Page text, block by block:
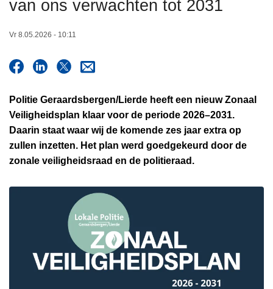
van ons verwachten tot 2031
Vr 8.05.2026 - 10:11
Politie Geraardsbergen/Lierde heeft een nieuw Zonaal
Veiligheidsplan klaar voor de periode 2026–2031.
Daarin staat waar wij de komende zes jaar extra op
zullen inzetten. Het plan werd goedgekeurd door de
zonale veiligheidsraad en de politieraad.